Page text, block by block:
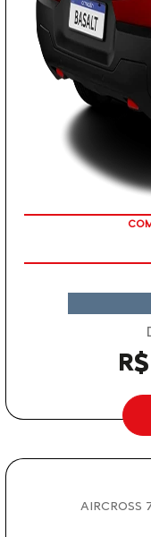
AIRCROSS